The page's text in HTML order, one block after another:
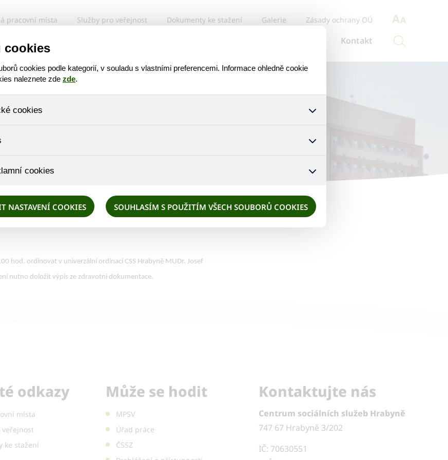
cookies
cookies podle kategorií, v souladu s vlastními preferencemi. Informace ohledně cookie
naleznete zde zde.
cookies
nákupním košíku, ovládání filtrů a také nastavení souhlasu s uživáním cookies. Pro tyto cookies
jej ani odebrat.
cookies nelze přiřadit konkrétnímu uživateli. Proto nedokážeme zjistit navštívené
cookies
NASTAVENÍ COOKIES SOUHLASÍM S POUŽITÍM VŠECH SOUBORŮ COOKIES
pracovní místa Služby pro veřejnost Dokumenty ke stažení Galerie Zásady ochrany OÚ
prohlídka Kontakt
Jakub – protetik
hod. ordinovat v univerzální ordinaci CSS Hrabyně MUDr. Josef
nutno doložit výpis ze zdravotní dokumentace.
odkazy
místa
veřejnost
ke stažení
Může se hodit
MPSV
Úřad práce
ČSSZ
Kontaktujte nás
Centrum sociálních služeb Hrabyně
747 67 Hrabyně 3/202
IČ: 70630551